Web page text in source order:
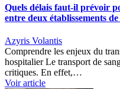
Quels délais faut-il prévoir
entre deux établissements de
Azyris Volantis
Comprendre les enjeux du
hospitalier Le transport de
critiques. En effet,…
Voir article